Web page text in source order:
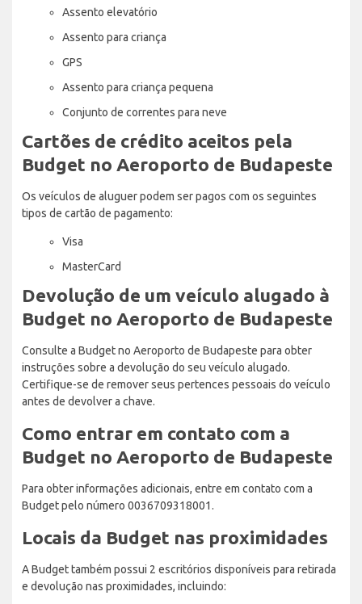
Assento elevatório
Assento para criança
GPS
Assento para criança pequena
Conjunto de correntes para neve
Cartões de crédito aceitos pela
Budget no Aeroporto de Budapeste
Os veículos de aluguer podem ser pagos com os seguintes
tipos de cartão de pagamento:
Visa
MasterCard
Devolução de um veículo alugado à
Budget no Aeroporto de Budapeste
Consulte a Budget no Aeroporto de Budapeste para obter
instruções sobre a devolução do seu veículo alugado.
Certifique-se de remover seus pertences pessoais do veículo
antes de devolver a chave.
Como entrar em contato com a
Budget no Aeroporto de Budapeste
Para obter informações adicionais, entre em contato com a
Budget pelo número 0036709318001.
Locais da Budget nas proximidades
A Budget também possui 2 escritórios disponíveis para retirada
e devolução nas proximidades, incluindo: